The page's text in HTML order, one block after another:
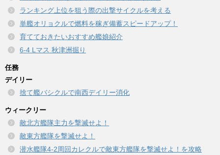
ランキング上位を狙う際の出撃サイクルを考える
単艦オリョクルで燃料を稼ぎ備蓄スピードアップ！
育てておきたいおすすめ艦娘紹介
6-4 Lマス 秋津洲掘り
任務
デイリー
捨て艦バシクルで南西デイリー消化
ウィークリー
敵北方艦隊主力を撃滅せよ！
敵東方艦隊を撃滅せよ！
潜水艦隊4-2周回カレクルで敵東方艦隊を撃滅せよ！を攻略